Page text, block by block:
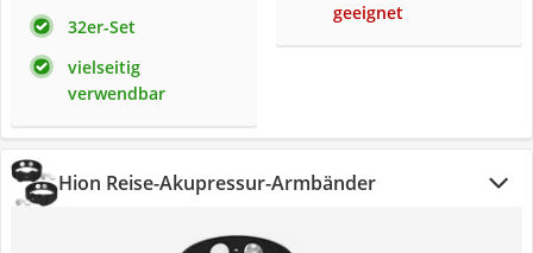
32er-Set
vielseitig
verwendbar
geeignet
Hion Reise-Akupressur-Armbänder